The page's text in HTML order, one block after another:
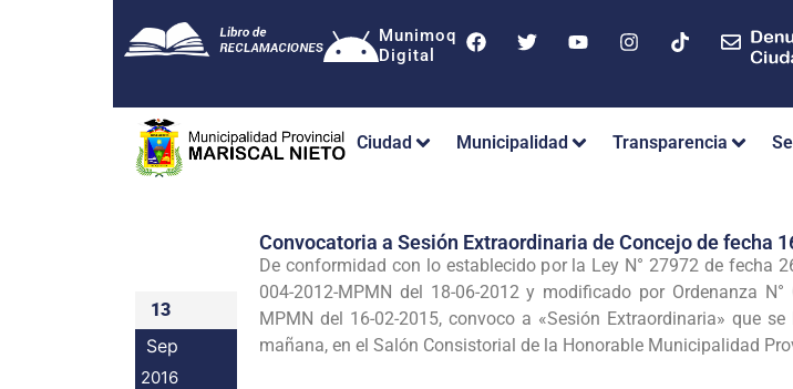
Munimoq
Digital
Ciudad Municipalidad Transparencia
13
Sep
2016
Convocatoria a Sesión Extraordinaria de Concejo de fecha
De conformidad con lo establecido por la Ley N° 27972 de fecha
004-2012-MPMN del 18-06-2012 y modificado por Ordenanza
MPMN del 16-02-2015, convoco a «Sesión Extraordinaria» que
mañana, en el Salón Consistorial de la Honorable Municipalidad